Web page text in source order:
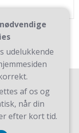
og
udelukkende
af os og
når din
efter kort tid.